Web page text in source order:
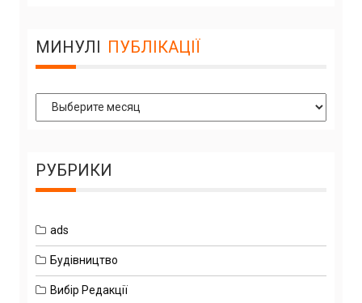
МИНУЛІ ПУБЛІКАЦІЇ
Минулі
Публікації
РУБРИКИ
ads
Будівництво
Вибір Редакції